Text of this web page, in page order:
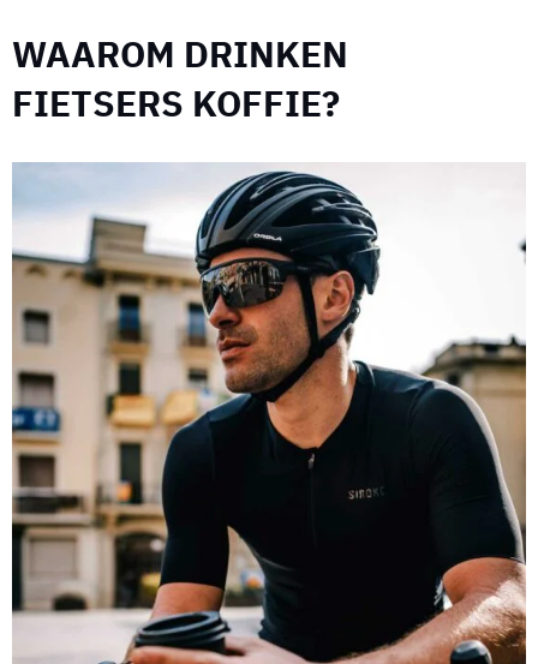
WAAROM DRINKEN
FIETSERS KOFFIE?